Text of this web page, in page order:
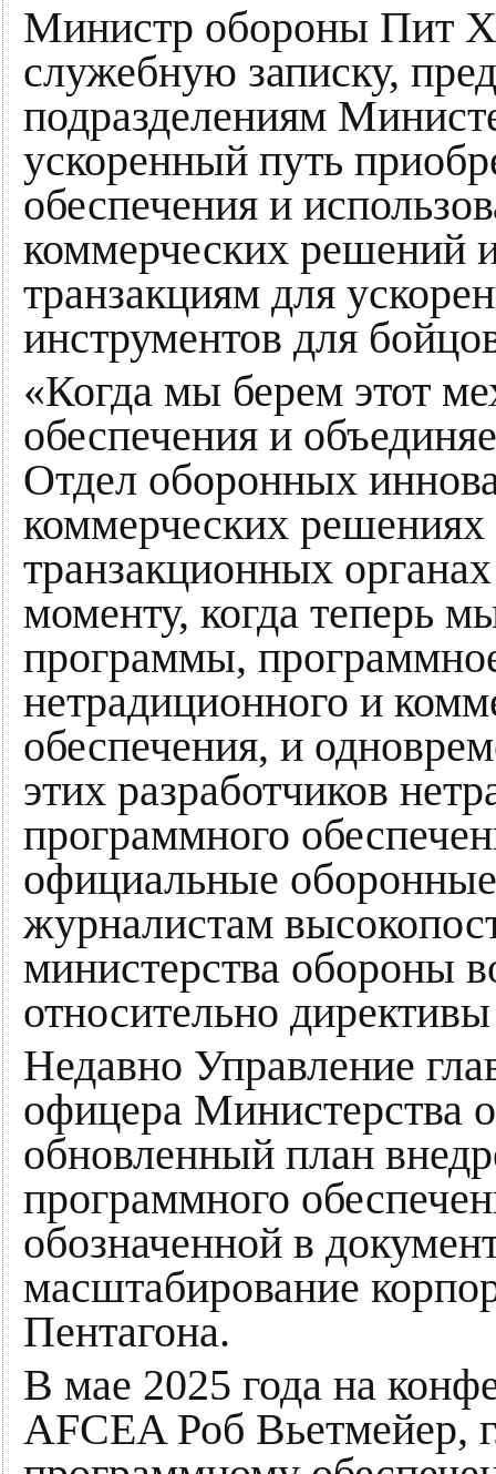
Министр обороны Пит
служебную записку,
подразделениям
ускоренный путь
обеспечения и
коммерческих решений
транзакциям для
инструментов для
«Когда мы берем этот
обеспечения и
Отдел оборонных
коммерческих
транзакционных
моменту, когда теперь
программы,
нетрадиционного и
обеспечения, и
этих разработчиков
программного
официальные
журналистам
министерства обороны
относительно
Недавно Управление
офицера
обновленный план
программного
обозначенной в
масштабирование
Пентагона.
В мае 2025 года на
AFCEA Роб Вьетмейер,